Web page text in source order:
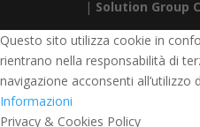
| Solution Group
Questo sito utilizza cookie in
rientrano nella responsabilità di
navigazione acconsenti all’utilizzo
Informazioni
Privacy & Cookies Policy